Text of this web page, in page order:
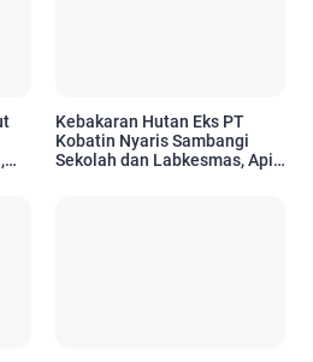
Kebakaran Hutan Eks PT
Kobatin Nyaris Sambangi
Sekolah dan Labkesmas, Api